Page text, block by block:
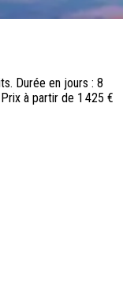
Durée en jours : 8
à partir de 1 425 €